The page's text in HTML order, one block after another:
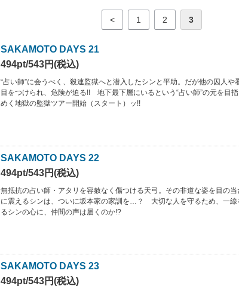
< 1 2 3
SAKAMOTO DAYS 21
494pt/543円(税込)
“占い師”に会うべく、殺連監獄へと潜入したシンと平助。だが他の囚人や
目をつけられ、危険が迫る!! 地下最下層にいるという“占い師”の元を目
めく地獄の監獄ツアー開始（スタート）ッ!!
SAKAMOTO DAYS 22
494pt/543円(税込)
無抵抗の占い師・アタリを容赦なく傷つける天弓。その非道な姿を目の当
に震えるシンは、ついに坂本家の家訓を…？ 大切な人を守るため、一線
るシンの心に、仲間の声は届くのか!?
SAKAMOTO DAYS 23
494pt/543円(税込)